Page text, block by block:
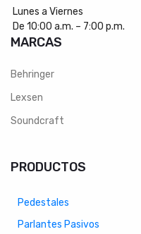
Lunes a Viernes
De 10:00 a.m. – 7:00 p.m.
MARCAS
Behringer
Lexsen
Soundcraft
PRODUCTOS
Pedestales
Parlantes Pasivos